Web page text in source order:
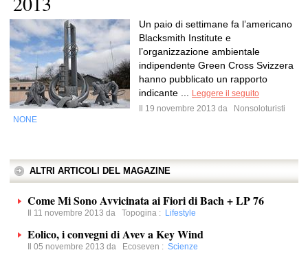
Un paio di settimane fa l’americano
Blacksmith Institute e
l’organizzazione ambientale
indipendente Green Cross Svizzera
hanno pubblicato un rapporto
indicante ...
Leggere il seguito
Il 19 novembre 2013 da
Nonsoloturisti
NONE
ALTRI ARTICOLI DEL MAGAZINE
Come Mi Sono Avvicinata ai Fiori di Bach + LP 76
Il 11 novembre 2013 da Topogina : Lifestyle
Eolico, i convegni di Avev a Key Wind
Il 05 novembre 2013 da Ecoseven : Scienze